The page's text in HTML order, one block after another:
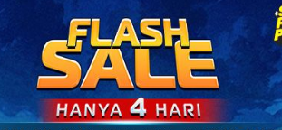
hanya bisa dilakukan sekali seumur
tiga kali, yaitu di bulan Maret, Juni,
untuk mengikuti ujian dengan